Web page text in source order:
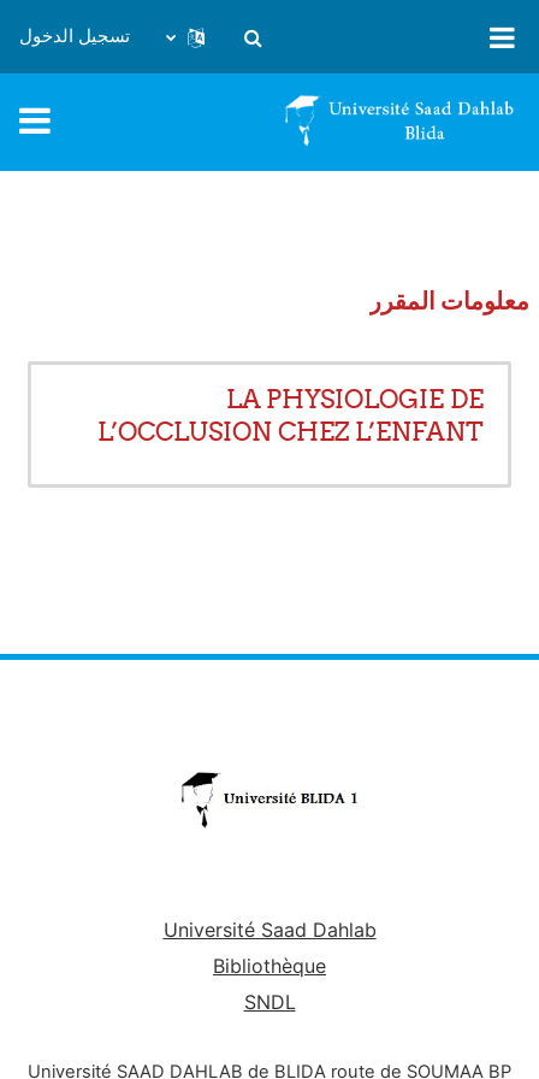
تبديل إدخال البحث
تسجيل الدخول
معلومات المقرر
LA PHYSIOLOGIE DE
L’OCCLUSION CHEZ L’ENFANT
Université Saad Dahlab
Bibliothèque
SNDL
Université SAAD DAHLAB de BLIDA route de SOUMAA BP